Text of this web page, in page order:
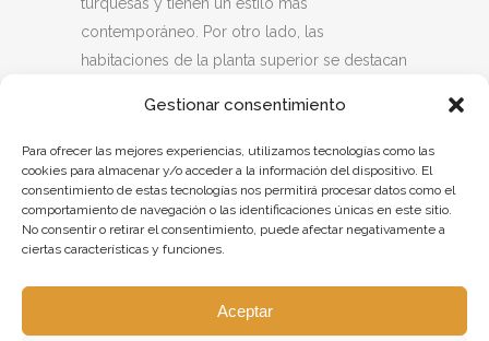
Gestionar consentimiento
Para ofrecer las mejores experiencias, utilizamos tecnologías como las
cookies para almacenar y/o acceder a la información del dispositivo. El
consentimiento de estas tecnologías nos permitirá procesar datos como el
comportamiento de navegación o las identificaciones únicas en este sitio.
No consentir o retirar el consentimiento, puede afectar negativamente a
ciertas características y funciones.
Aceptar
contemporáneo. Por otro lado, las
habitaciones de la planta superior se destacan
habitaciones comparten una misma
característica, y es que todos tienen un
concepto común, las líneas curvas.
Pero las líneas no son lo único que tienen en
común, porque todas las habitaciones, con
gama turquesa o mostaza cuentan con unas
preciosas lámparas colgantes diseñadas y